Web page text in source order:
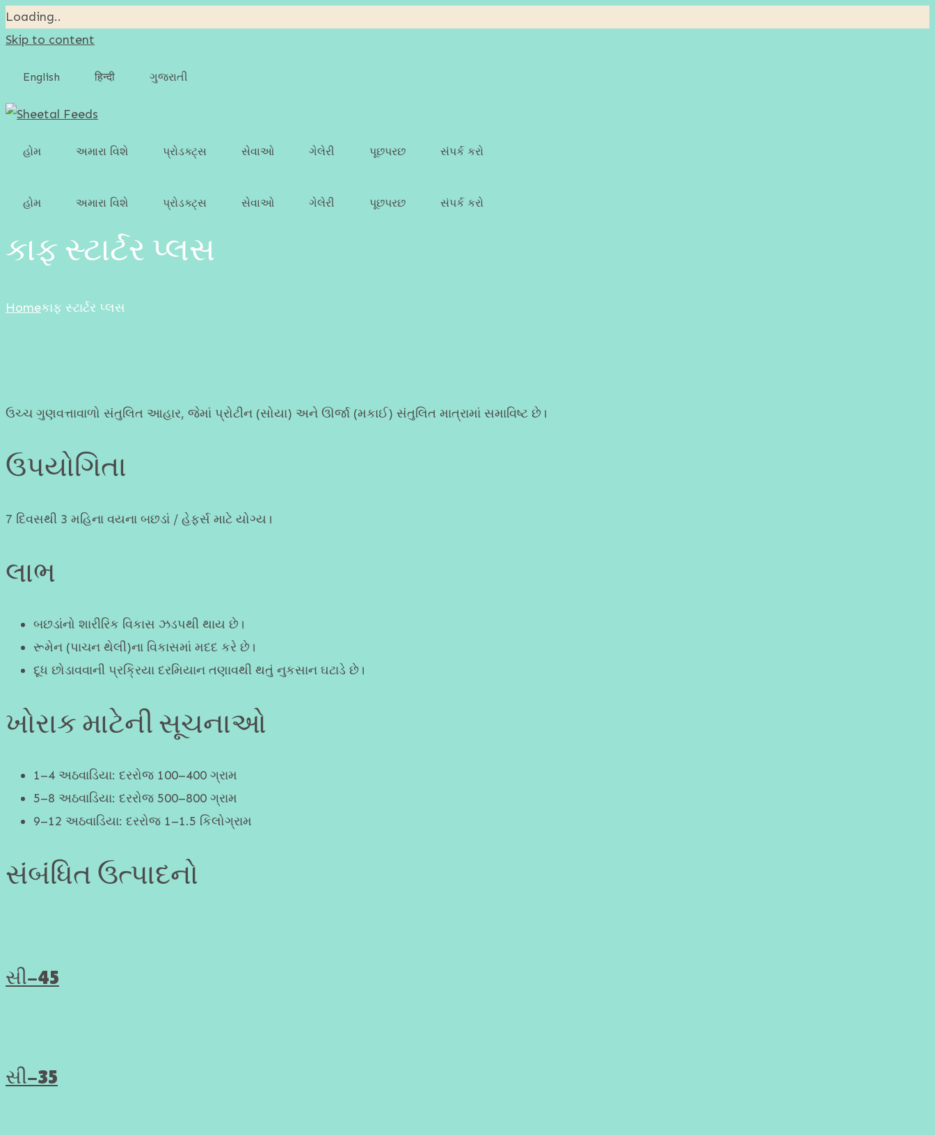
Loading..
Skip to content
English हिन्दी ગુજરાતી
હોમ અમારા વિશે પ્રોડક્ટ્સ
સ્વાઇન ફીડ
સેવાઓ ગેલેરી પૂછપરછ સંપર્ક કરો
હોમ અમારા વિશે પ્રોડક્ટ્સ
ગાય-ભેંસ માટેનું ફીડ
સેવાઓ ગેલેરી પૂછપરછ સંપર્ક કરો
કાફ સ્ટાર્ટર પ્લસ
Homeકાફ સ્ટાર્ટર પ્લસ
ઉચ્ચ ગુણવત્તાવાળો સંતુલિત આહાર, જેમાં પ્રોટીન (સોયા) અને ઊર્જા (મકાઈ) સંતુલિત માત્રામાં સમાવિષ્ટ છે।
ઉપયોગિતા
7 દિવસથી 3 મહિના વયના બછડાં / હેફર્સ માટે યોગ્ય।
લાભ
બછડાંનો શારીરિક વિકાસ ઝડપથી થાય છે।
રૂમેન (પાચન થેલી)ના વિકાસમાં મદદ કરે છે।
દૂધ છોડાવવાની પ્રક્રિયા દરમિયાન તણાવથી થતું નુકસાન ઘટાડે છે।
ખોરાક માટેની સૂચનાઓ
1–4 અઠવાડિયા: દરરોજ 100–400 ગ્રામ
5–8 અઠવાડિયા: દરરોજ 500–800 ગ્રામ
9–12 અઠવાડિયા: દરરોજ 1–1.5 કિલોગ્રામ
સંબંધિત ઉત્પાદનો
સી-45
સી-35